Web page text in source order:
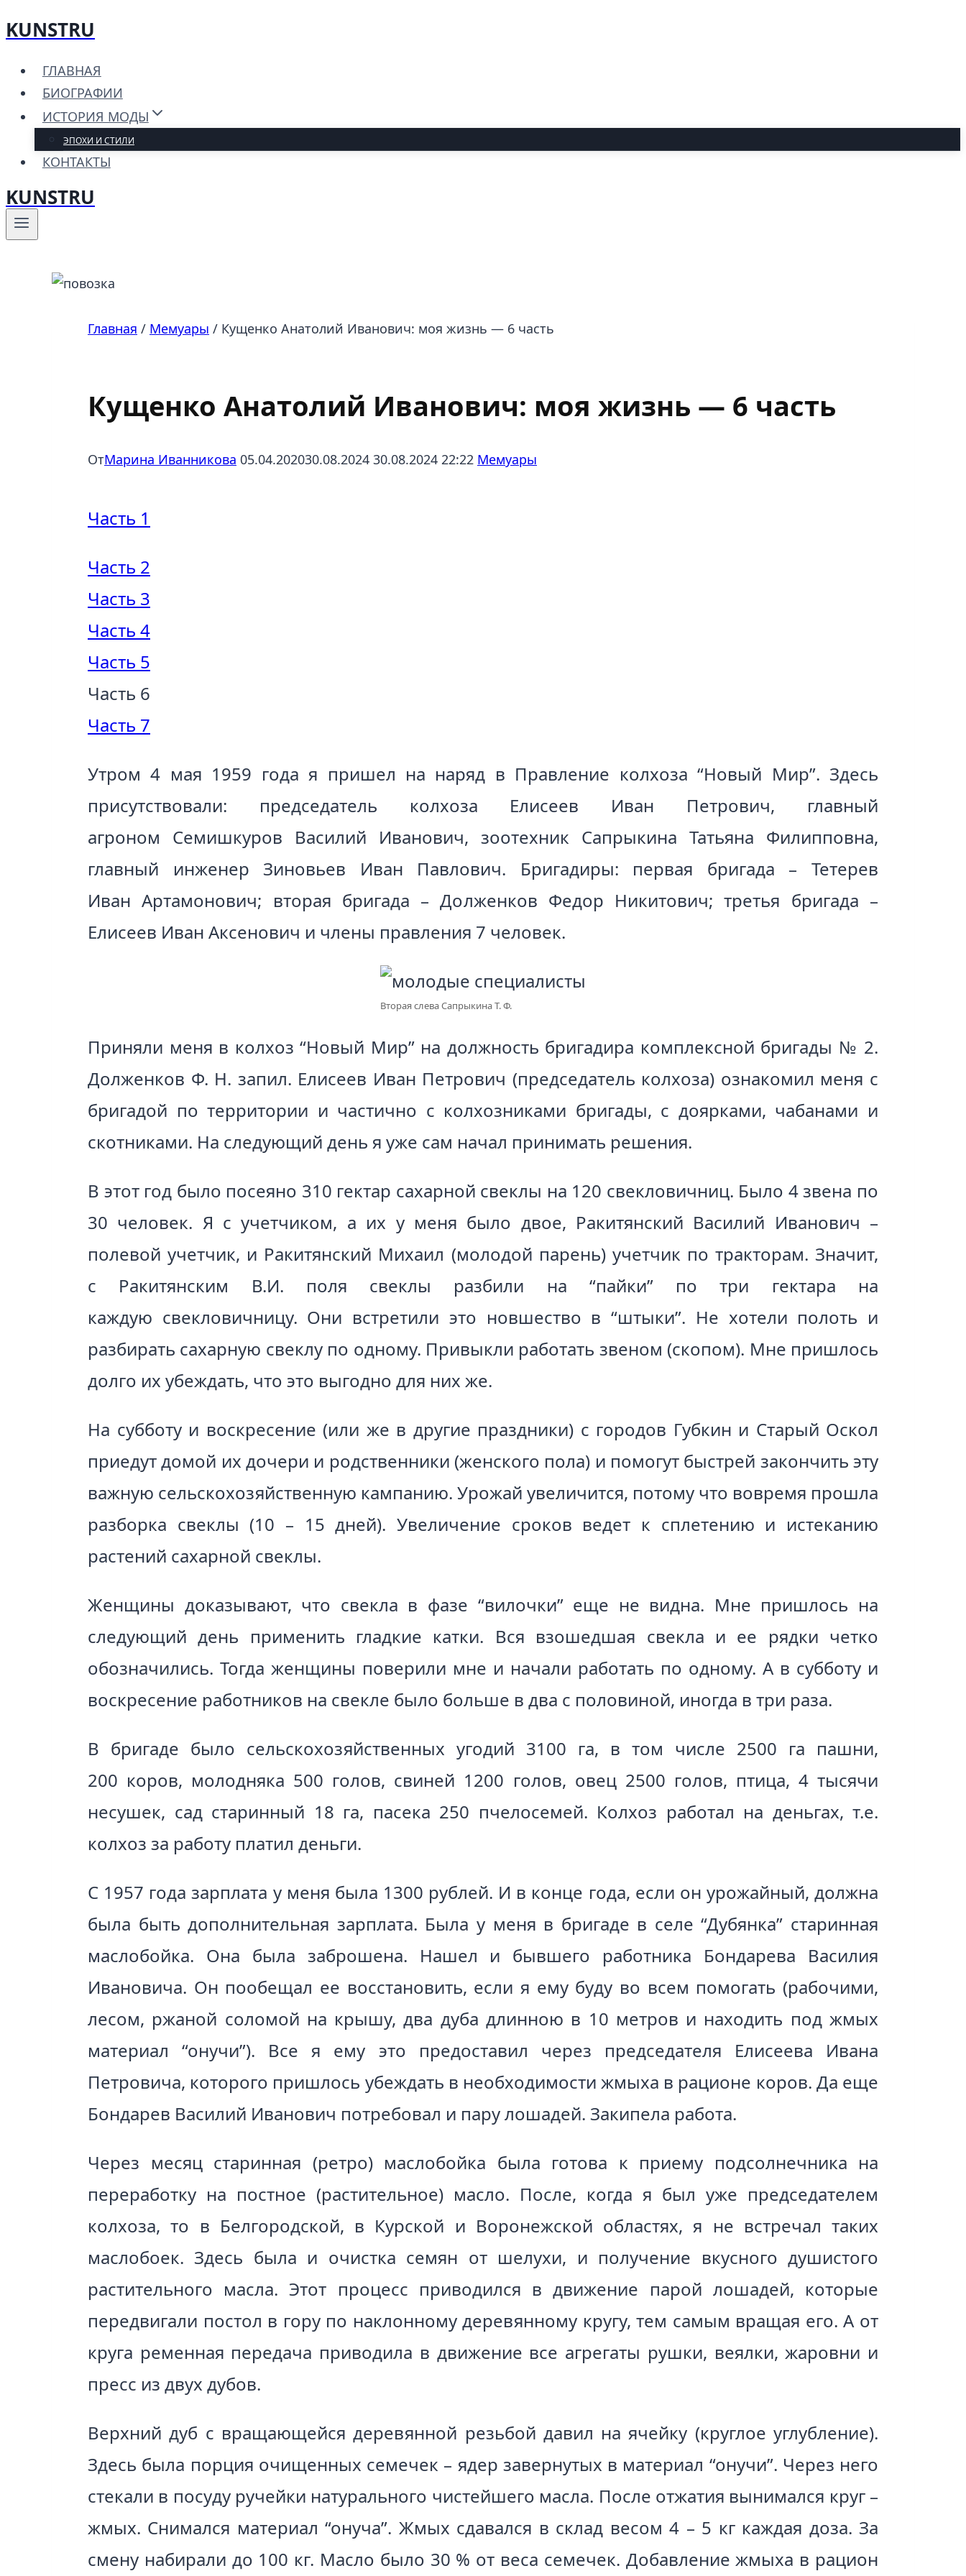
Перейти
содержимому
KUNSTRU
ГЛАВНАЯ
БИОГРАФИИ
ИСТОРИЯ МОДЫ
ЭПОХИ И СТИЛИ
КОНТАКТЫ
KUNSTRU
Главная / Мемуары / Кущенко Анатолий Иванович: моя жизнь — 6 часть
Кущенко Анатолий Иванович: моя жизнь — 6 часть
ОтМарина Иванникова 05.04.202030.08.2024 30.08.2024 22:22 Мемуары
Часть 1
Часть 2
Часть 3
Часть 4
Часть 5
Часть 6
Часть 7
Утром 4 мая 1959 года я пришел на наряд в Правление колхоза “Новый Мир”. Здесь
присутствовали: председатель колхоза Елисеев Иван Петрович, главный
агроном Семишкуров Василий Иванович, зоотехник Сапрыкина Татьяна Филипповна,
главный инженер Зиновьев Иван Павлович. Бригадиры: первая бригада – Тетерев
Иван Артамонович; вторая бригада – Долженков Федор Никитович; третья бригада –
Елисеев Иван Аксенович и члены правления 7 человек.
Вторая слева Сапрыкина Т. Ф.
Приняли меня в колхоз “Новый Мир” на должность бригадира комплексной бригады № 2.
Долженков Ф. Н. запил. Елисеев Иван Петрович (председатель колхоза) ознакомил меня с
бригадой по территории и частично с колхозниками бригады, с доярками, чабанами и
скотниками. На следующий день я уже сам начал принимать решения.
В этот год было посеяно 310 гектар сахарной свеклы на 120 свекловичниц. Было 4 звена по
30 человек. Я с учетчиком, а их у меня было двое, Ракитянский Василий Иванович –
полевой учетчик, и Ракитянский Михаил (молодой парень) учетчик по тракторам. Значит,
с Ракитянским В.И. поля свеклы разбили на “пайки” по три гектара на
каждую свекловичницу. Они встретили это новшество в “штыки”. Не хотели полоть и
разбирать сахарную свеклу по одному. Привыкли работать звеном (скопом). Мне пришлось
долго их убеждать, что это выгодно для них же.
На субботу и воскресение (или же в другие праздники) с городов Губкин и Старый Оскол
приедут домой их дочери и родственники (женского пола) и помогут быстрей закончить эту
важную сельскохозяйственную кампанию. Урожай увеличится, потому что вовремя прошла
разборка свеклы (10 – 15 дней). Увеличение сроков ведет к сплетению и истеканию
растений сахарной свеклы.
Женщины доказывают, что свекла в фазе “вилочки” еще не видна. Мне пришлось на
следующий день применить гладкие катки. Вся взошедшая свекла и ее рядки четко
обозначились. Тогда женщины поверили мне и начали работать по одному. А в субботу и
воскресение работников на свекле было больше в два с половиной, иногда в три раза.
В бригаде было сельскохозяйственных угодий 3100 га, в том числе 2500 га пашни,
200 коров, молодняка 500 голов, свиней 1200 голов, овец 2500 голов, птица, 4 тысячи
несушек, сад старинный 18 га, пасека 250 пчелосемей. Колхоз работал на деньгах, т.е.
колхоз за работу платил деньги.
С 1957 года зарплата у меня была 1300 рублей. И в конце года, если он урожайный, должна
была быть дополнительная зарплата. Была у меня в бригаде в селе “Дубянка” старинная
маслобойка. Она была заброшена. Нашел и бывшего работника Бондарева Василия
Ивановича. Он пообещал ее восстановить, если я ему буду во всем помогать (рабочими,
лесом, ржаной соломой на крышу, два дуба длинною в 10 метров и находить под жмых
материал “онучи”). Все я ему это предоставил через председателя Елисеева Ивана
Петровича, которого пришлось убеждать в необходимости жмыха в рационе коров. Да еще
Бондарев Василий Иванович потребовал и пару лошадей. Закипела работа.
Через месяц старинная (ретро) маслобойка была готова к приему подсолнечника на
переработку на постное (растительное) масло. После, когда я был уже председателем
колхоза, то в Белгородской, в Курской и Воронежской областях, я не встречал таких
маслобоек. Здесь была и очистка семян от шелухи, и получение вкусного душистого
растительного масла. Этот процесс приводился в движение парой лошадей, которые
передвигали постол в гору по наклонному деревянному кругу, тем самым вращая его. А от
круга ременная передача приводила в движение все агрегаты рушки, веялки, жаровни и
пресс из двух дубов.
Верхний дуб с вращающейся деревянной резьбой давил на ячейку (круглое углубление).
Здесь была порция очищенных семечек – ядер завернутых в материал “онучи”. Через него
стекали в посуду ручейки натурального чистейшего масла. После отжатия вынимался круг –
жмых. Снимался материал “онуча”. Жмых сдавался в склад весом 4 – 5 кг каждая доза. За
смену набирали до 100 кг. Масло было 30 % от веса семечек. Добавление жмыха в рацион